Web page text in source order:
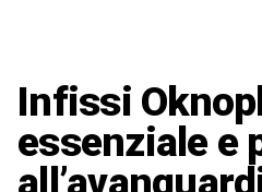
Infissi
essenziale e